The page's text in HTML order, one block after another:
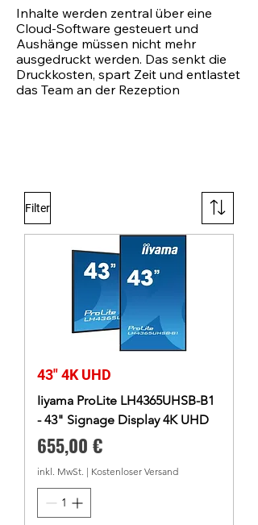
Inhalte werden zentral über eine
Cloud-Software gesteuert und
Aushänge müssen nicht mehr
ausgedruckt werden. Das senkt die
Druckkosten, spart Zeit und entlastet
das Team an der Rezeption
Filter
43" 4K UHD
Iiyama ProLite LH4365UHSB-B1
- 43" Signage Display 4K UHD
Preis
655,00 €
inkl. MwSt. | Kostenloser Versand